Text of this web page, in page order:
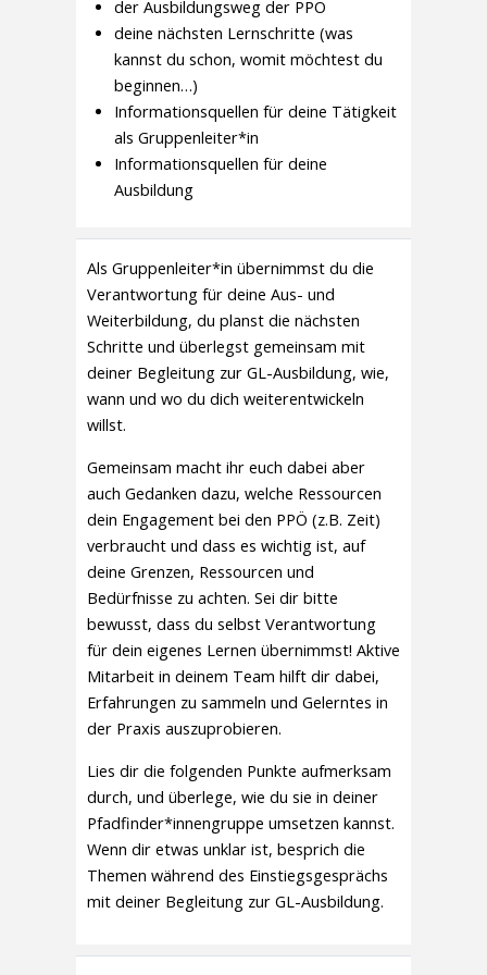
der Ausbildungsweg der PPÖ
deine nächsten Lernschritte (was
kannst du schon, womit möchtest du
beginnen…)
Informationsquellen für deine Tätigkeit
als Gruppenleiter*in
Informationsquellen für deine
Ausbildung
Als Gruppenleiter*in übernimmst du die
Verantwortung für deine Aus- und
Weiterbildung, du planst die nächsten
Schritte und überlegst gemeinsam mit
deiner Begleitung zur GL-Ausbildung, wie,
wann und wo du dich weiterentwickeln
willst.
Gemeinsam macht ihr euch dabei aber
auch Gedanken dazu, welche Ressourcen
dein Engagement bei den PPÖ (z.B. Zeit)
verbraucht und dass es wichtig ist, auf
deine Grenzen, Ressourcen und
Bedürfnisse zu achten. Sei dir bitte
bewusst, dass du selbst Verantwortung
für dein eigenes Lernen übernimmst! Aktive
Mitarbeit in deinem Team hilft dir dabei,
Erfahrungen zu sammeln und Gelerntes in
der Praxis auszuprobieren.
Lies dir die folgenden Punkte aufmerksam
durch, und überlege, wie du sie in deiner
Pfadfinder*innengruppe umsetzen kannst.
Wenn dir etwas unklar ist, besprich die
Themen während des Einstiegsgesprächs
mit deiner Begleitung zur GL-Ausbildung.